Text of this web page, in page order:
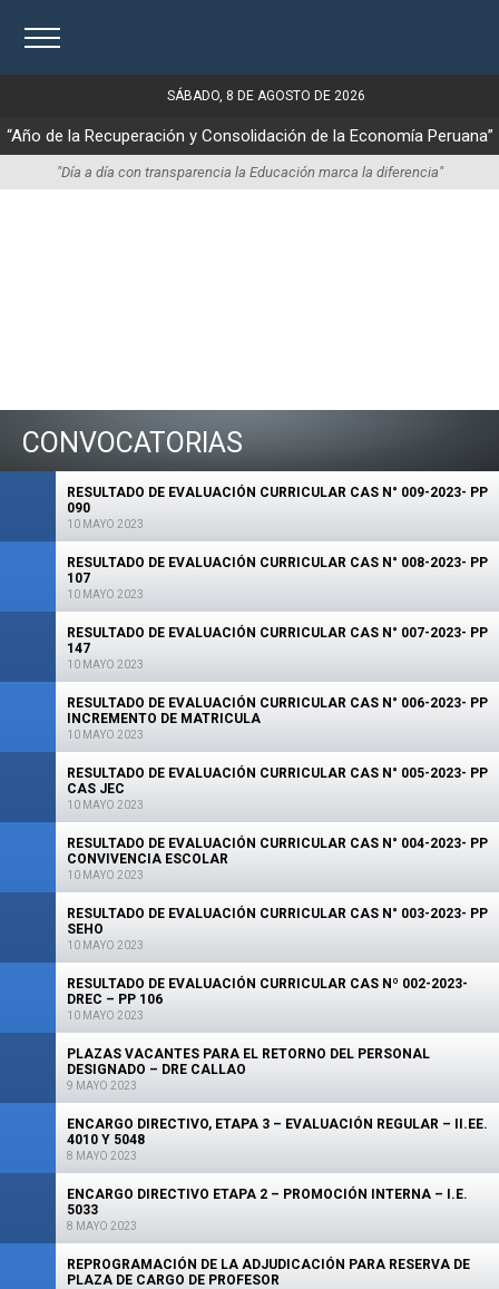
SÁBADO, 8 DE AGOSTO DE 2026
“Año de la Recuperación y Consolidación de la Economía Peruana”
"Día a día con transparencia la Educación marca la diferencia"
CONVOCATORIAS
RESULTADO DE EVALUACIÓN CURRICULAR CAS N° 009-2023- PP
090
10 MAYO 2023
RESULTADO DE EVALUACIÓN CURRICULAR CAS N° 008-2023- PP
107
10 MAYO 2023
RESULTADO DE EVALUACIÓN CURRICULAR CAS N° 007-2023- PP
147
10 MAYO 2023
RESULTADO DE EVALUACIÓN CURRICULAR CAS N° 006-2023- PP
INCREMENTO DE MATRICULA
10 MAYO 2023
RESULTADO DE EVALUACIÓN CURRICULAR CAS N° 005-2023- PP
CAS JEC
10 MAYO 2023
RESULTADO DE EVALUACIÓN CURRICULAR CAS N° 004-2023- PP
CONVIVENCIA ESCOLAR
10 MAYO 2023
RESULTADO DE EVALUACIÓN CURRICULAR CAS N° 003-2023- PP
SEHO
10 MAYO 2023
RESULTADO DE EVALUACIÓN CURRICULAR CAS Nº 002-2023-
DREC – PP 106
10 MAYO 2023
PLAZAS VACANTES PARA EL RETORNO DEL PERSONAL
DESIGNADO – DRE CALLAO
9 MAYO 2023
ENCARGO DIRECTIVO, ETAPA 3 – EVALUACIÓN REGULAR – II.EE.
4010 Y 5048
8 MAYO 2023
ENCARGO DIRECTIVO ETAPA 2 – PROMOCIÓN INTERNA – I.E.
5033
8 MAYO 2023
REPROGRAMACIÓN DE LA ADJUDICACIÓN PARA RESERVA DE
PLAZA DE CARGO DE PROFESOR